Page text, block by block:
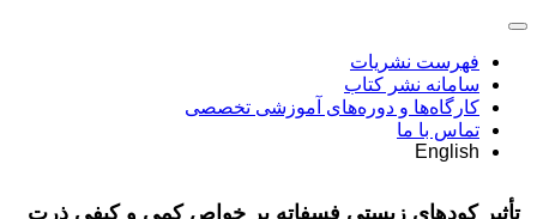
فهرست نشریات
سامانه نشر کتاب
کارگاه‌ها و دوره‌های آموزشی تخصصی
تماس با ما
English
تأثیر کودهای زیستی فسفاته بر خواص کمی و کیفی ذرت